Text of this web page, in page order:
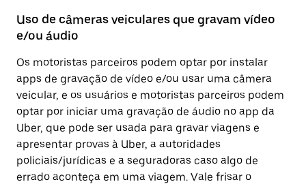
Uso de câmeras veiculares que gravam vídeo
e/ou áudio
Os motoristas parceiros podem optar por instalar
apps de gravação de vídeo e/ou usar uma câmera
veicular, e os usuários e motoristas parceiros podem
optar por iniciar uma gravação de áudio no app da
Uber, que pode ser usada para gravar viagens e
apresentar provas à Uber, a autoridades
policiais/jurídicas e a seguradoras caso algo de
errado aconteça em uma viagem. Vale frisar o